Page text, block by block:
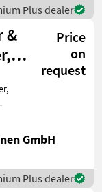
Plus dealer
&
Price
on
request
zuGmbH
Plus dealer